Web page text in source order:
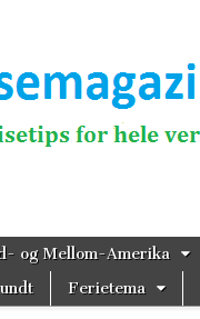
og Mellom-Amerika
Ferietema